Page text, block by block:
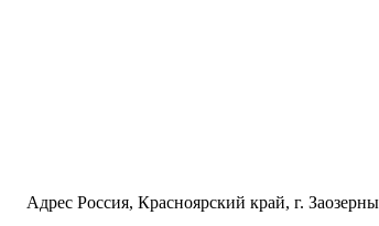
Адрес Россия, Красноярский край, г.